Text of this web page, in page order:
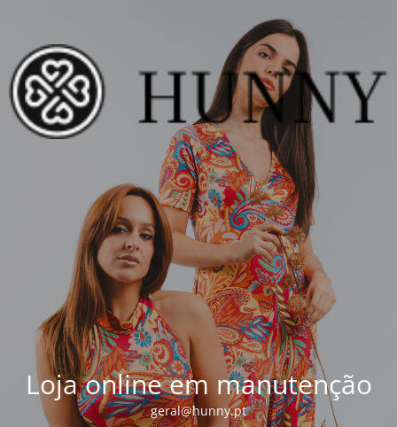
Loja online em manutenção
geral@hunny.pt